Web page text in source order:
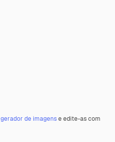
gerador de imagense edite-as com